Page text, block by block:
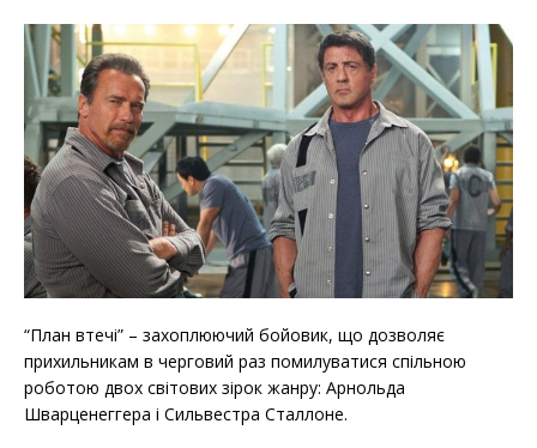
“План втечі” – захоплюючий бойовик, що дозволяє
прихильникам в черговий раз помилуватися спільною
роботою двох світових зірок жанру: Арнольда
Шварценеггера і Сильвестра Сталлоне.